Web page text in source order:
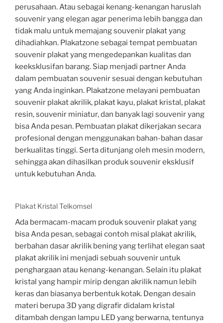
perusahaan. Atau sebagai kenang-kenangan haruslah
souvenir yang elegan agar penerima lebih bangga dan
tidak malu untuk memajang souvenir plakat yang
dihadiahkan. Plakatzone sebagai tempat pembuatan
souvenir plakat yang mengedepankan kualitas dan
keeksklusifan barang. Siap menjadi partner Anda
dalam pembuatan souvenir sesuai dengan kebutuhan
yang Anda inginkan. Plakatzone melayani pembuatan
souvenir plakat akrilik, plakat kayu, plakat kristal, plakat
resin, souvenir miniatur, dan banyak lagi souvenir yang
bisa Anda pesan. Pembuatan plakat dikerjakan secara
profesional dengan menggunakan bahan-bahan dasar
berkualitas tinggi. Serta ditunjang oleh mesin modern,
sehingga akan dihasilkan produk souvenir eksklusif
untuk kebutuhan Anda.
Plakat Kristal Telkomsel
Ada bermacam-macam produk souvenir plakat yang
bisa Anda pesan, sebagai contoh misal plakat akrilik,
berbahan dasar akrilik bening yang terlihat elegan saat
plakat akrilik ini menjadi sebuah souvenir untuk
penghargaan atau kenang-kenangan. Selain itu plakat
kristal yang hampir mirip dengan akrilik namun lebih
keras dan biasanya berbentuk kotak. Dengan desain
materi berupa 3D yang digrafir didalam kristal
ditambah dengan lampu LED yang berwarna, tentunya